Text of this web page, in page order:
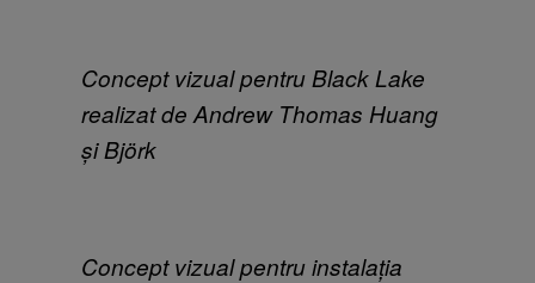
Concept vizual pentru Black Lake
realizat de Andrew Thomas Huang
și Björk
Concept vizual pentru instalația